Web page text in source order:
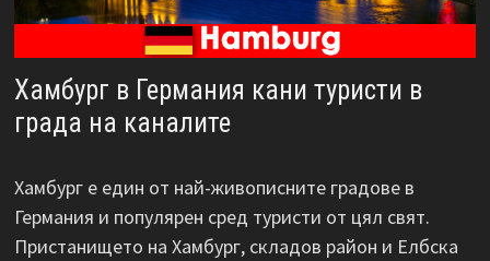
Хамбург в Германия кани туристи в
града на каналите
Хамбург е един от най-живописните градове в
Германия и популярен сред туристи от цял ​​свят.
Пристанището на Хамбург, складов район и Елбска